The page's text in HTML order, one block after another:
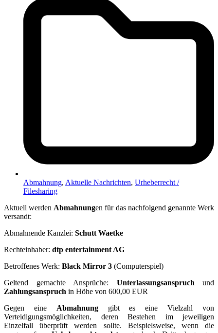
Abmahnung, Aktuelle Nachrichten, Urheberrecht /
Filesharing
Aktuell werdenAbmahnungen für das nachfolgend genannte Werk
versandt:
Abmahnende Kanzlei: Schutt Waetke
Rechteinhaber: dtp entertainment AG
Betroffenes Werk: Black Mirror 3 (Computerspiel)
Geltend gemachte Ansprüche: Unterlassungsanspruchund
Zahlungsanspruch in Höhe von 600,00 EUR
Gegen eine Abmahnunggibt es eine Vielzahl von
Verteidigungsmöglichkeiten, deren Bestehen im jeweiligen
Einzelfall überprüft werden sollte. Beispielsweise, wenn die